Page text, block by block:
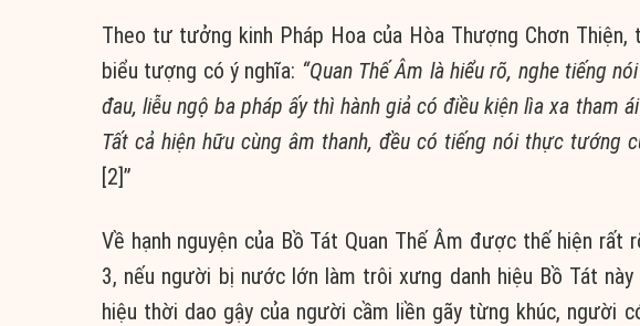
Theo tư tưởng kinh Pháp Hoa của Hòa Thượng Chơn
biểu tượng có ý nghĩa: “Quan Thế Âm là hiểu rõ, nghe tiếng
đau, liễu ngộ ba pháp ấy thì hành giả có điều kiện lìa xa tham
Tất cả hiện hữu cùng âm thanh, đều có tiếng nói thực tướng
[2]”
Về hạnh nguyện của Bồ Tát Quan Thế Âm được thế hiện
3, nếu người bị nước lớn làm trôi xưng danh hiệu Bồ Tát
hiệu thời dao gậy của người cầm liền gãy từng khúc, người